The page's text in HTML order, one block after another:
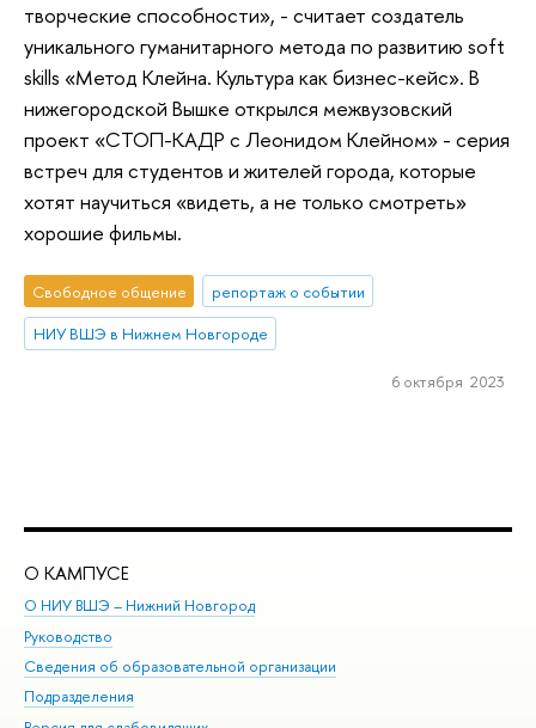
творческие способности», - считает создатель
уникального гуманитарного метода по развитию soft
skills «Метод Клейна. Культура как бизнес-кейс». В
нижегородской Вышке открылся межвузовский
проект «СТОП-КАДР с Леонидом Клейном» - серия
встреч для студентов и жителей города, которые
хотят научиться «видеть, а не только смотреть»
хорошие фильмы.
Свободное общение
репортаж о событии
НИУ ВШЭ в Нижнем Новгороде
6 октября 2023
О КАМПУСЕ
О НИУ ВШЭ – Нижний Новгород
Руководство
Сведения об образовательной организации
Подразделения